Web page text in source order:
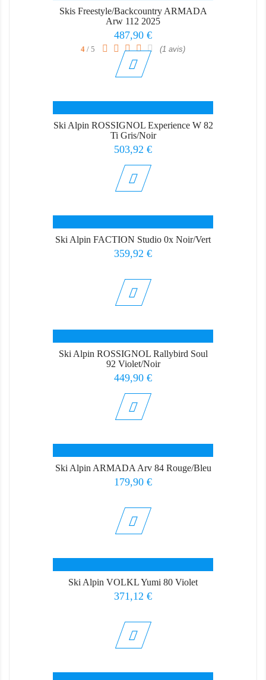
Skis Freestyle/backcountry ARMADA
Arw 112 2025
Prix
487,90 €
4 / 5 (1 avis)
Ski Alpin ROSSIGNOL Experience W 82
Ti Gris/Noir
Prix
503,92 €
Ski Alpin FACTION Studio 0x Noir/Vert
Prix
359,92 €
Ski Alpin ROSSIGNOL Rallybird Soul
92 Violet/Noir
Prix
449,90 €
Ski Alpin ARMADA Arv 84 Rouge/Bleu
Prix
179,90 €
Ski Alpin VOLKL Yumi 80 Violet
Prix
371,12 €